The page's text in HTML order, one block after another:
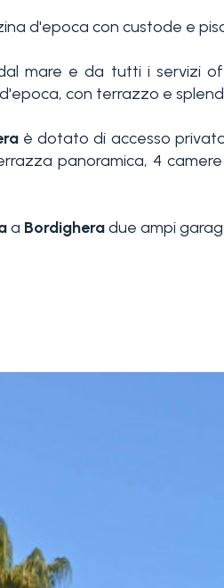
d'epoca con custode e
mare e da tutti i servizi
con terrazzo e
è dotato di accesso
panoramica, 4
a Bordigheradue ampi